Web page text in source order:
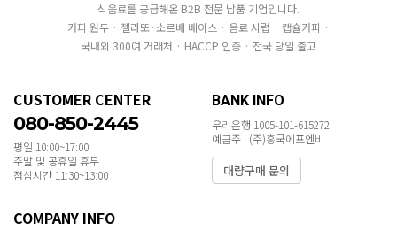
식음료를 공급해온 B2B 전문 납품 기업입니다.
커피 원두 · 젤라또·소르베 베이스 · 음료 시럽 · 캡슐커피 ·
국내외 300여 거래처 · HACCP 인증 · 전국 당일 출고
CUSTOMER CENTER
080-850-2445
평일 10:00~17:00
주말 및 공휴일 휴무
점심시간 11:30~13:00
BANK INFO
우리은행 1005-101-615272
예금주 : (주)흥국에프엔비
대량구매 문의
COMPANY INFO